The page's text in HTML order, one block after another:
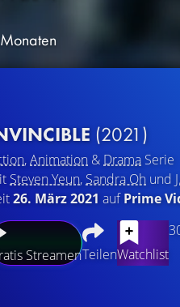
(2021)
,Animation & Drama Serie
Steven Yeun, Sandra Oh und
26. März 2021 aufPrime
StreamenTeilenWatchlist